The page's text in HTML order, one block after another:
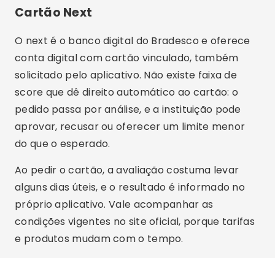
Cartão Next
O next é o banco digital do Bradesco e oferece
conta digital com cartão vinculado, também
solicitado pelo aplicativo. Não existe faixa de
score que dê direito automático ao cartão: o
pedido passa por análise, e a instituição pode
aprovar, recusar ou oferecer um limite menor
do que o esperado.
Ao pedir o cartão, a avaliação costuma levar
alguns dias úteis, e o resultado é informado no
próprio aplicativo. Vale acompanhar as
condições vigentes no site oficial, porque tarifas
e produtos mudam com o tempo.